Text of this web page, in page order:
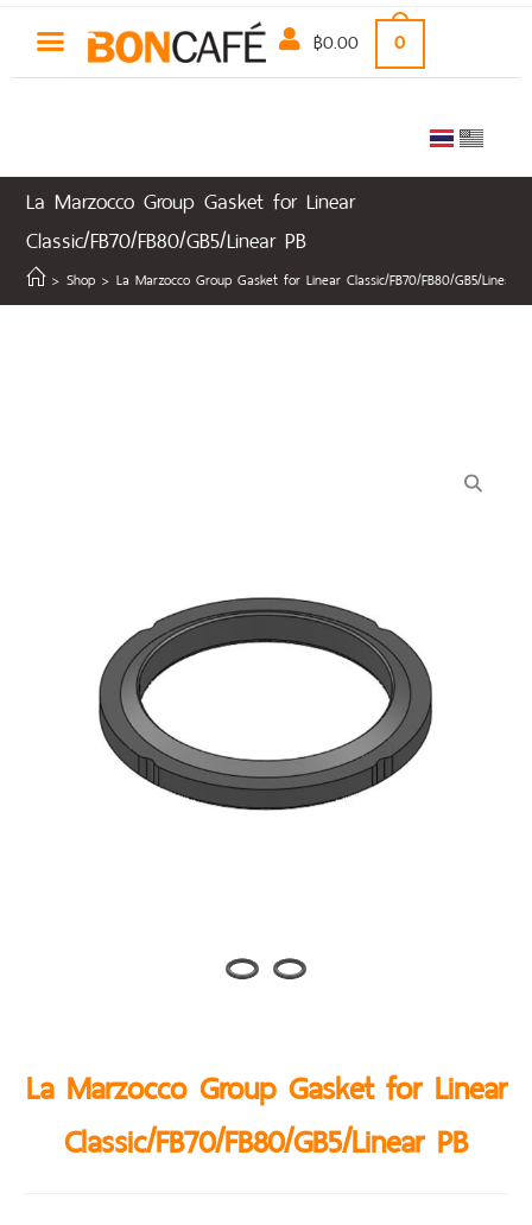
฿0.00 0
La Marzocco Group Gasket for Linear
Classic/FB70/FB80/GB5/Linear PB
> Shop > La Marzocco Group Gasket for Linear Classic/FB70/FB80/GB5/Linear
La Marzocco Group Gasket for Linear
Classic/FB70/FB80/GB5/Linear PB